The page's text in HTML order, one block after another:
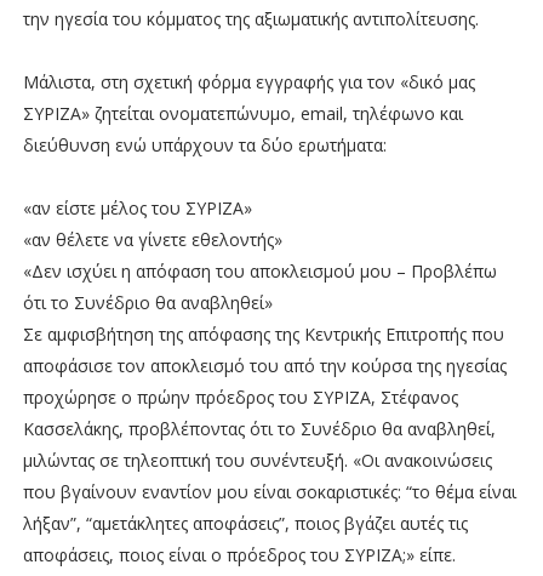
την ηγεσία του κόμματος της αξιωματικής αντιπολίτευσης.
Μάλιστα, στη σχετική φόρμα εγγραφής για τον «δικό μας
ΣΥΡΙΖΑ» ζητείται ονοματεπώνυμο, email, τηλέφωνο και
διεύθυνση ενώ υπάρχουν τα δύο ερωτήματα:
«αν είστε μέλος του ΣΥΡΙΖΑ»
«αν θέλετε να γίνετε εθελοντής»
«Δεν ισχύει η απόφαση του αποκλεισμού μου – Προβλέπω
ότι το Συνέδριο θα αναβληθεί»
Σε αμφισβήτηση της απόφασης της Κεντρικής Επιτροπής που
αποφάσισε τον αποκλεισμό του από την κούρσα της ηγεσίας
προχώρησε ο πρώην πρόεδρος του ΣΥΡΙΖΑ, Στέφανος
Κασσελάκης, προβλέποντας ότι το Συνέδριο θα αναβληθεί,
μιλώντας σε τηλεοπτική του συνέντευξή. «Οι ανακοινώσεις
που βγαίνουν εναντίον μου είναι σοκαριστικές: “το θέμα είναι
λήξαν”, “αμετάκλητες αποφάσεις”, ποιος βγάζει αυτές τις
αποφάσεις, ποιος είναι ο πρόεδρος του ΣΥΡΙΖΑ;» είπε.